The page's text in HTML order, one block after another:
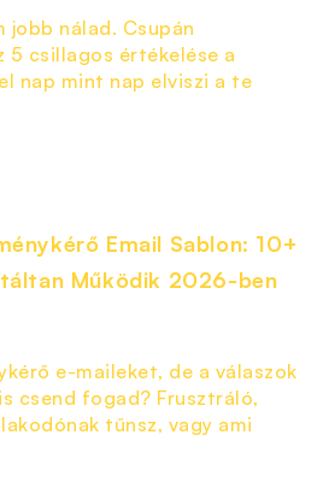
jobb nálad. Csupán
5 csillagos értékelése a
nap mint nap elviszi a te
Email Sablon: 10+
Működik 2026-ben
e-maileket, de a válaszok
csend fogad? Frusztráló,
tűnsz, vagy ami